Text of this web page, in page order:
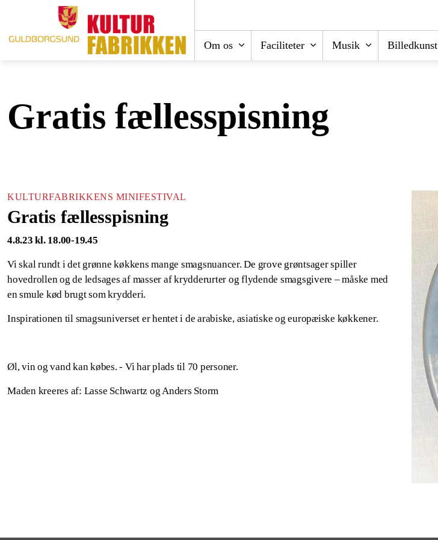
Om os Faciliteter Musik Billedkunst
Gratis fællesspisning
KULTURFABRIKKENS MINIFESTIVAL
Gratis fællesspisning
4.8.23 kl. 18.00-19.45
Vi skal rundt i det grønne køkkens mange smagsnuancer. De grove grøntsager spiller
hovedrollen og de ledsages af masser af krydderurter og flydende smagsgivere – måske med
en smule kød brugt som krydderi.
Inspirationen til smagsuniverset er hentet i de arabiske, asiatiske og europæiske køkkener.
Øl, vin og vand kan købes. - Vi har plads til 70 personer.
Maden kreeres af: Lasse Schwartz og Anders Storm